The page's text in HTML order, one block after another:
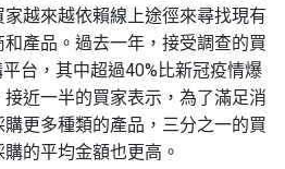
越來越依賴線上途徑來尋找現有
產品。過去一年，接受調查的買
台，其中超過40%比新冠疫情爆
近一半的買家表示，為了滿足消
更多種類的產品，三分之一的買
的平均金額也更高。